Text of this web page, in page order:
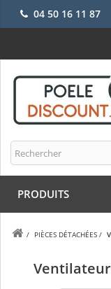
04 50 16 11 87
PRODUITS
/ PIÈCES DÉTACHÉES /
Ventilateur